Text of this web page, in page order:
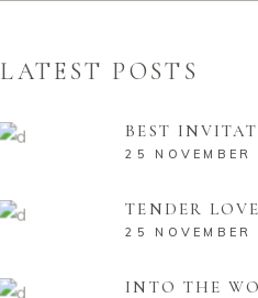
LATEST POSTS
BEST
25
TENDER LOVE
25
INTO THE